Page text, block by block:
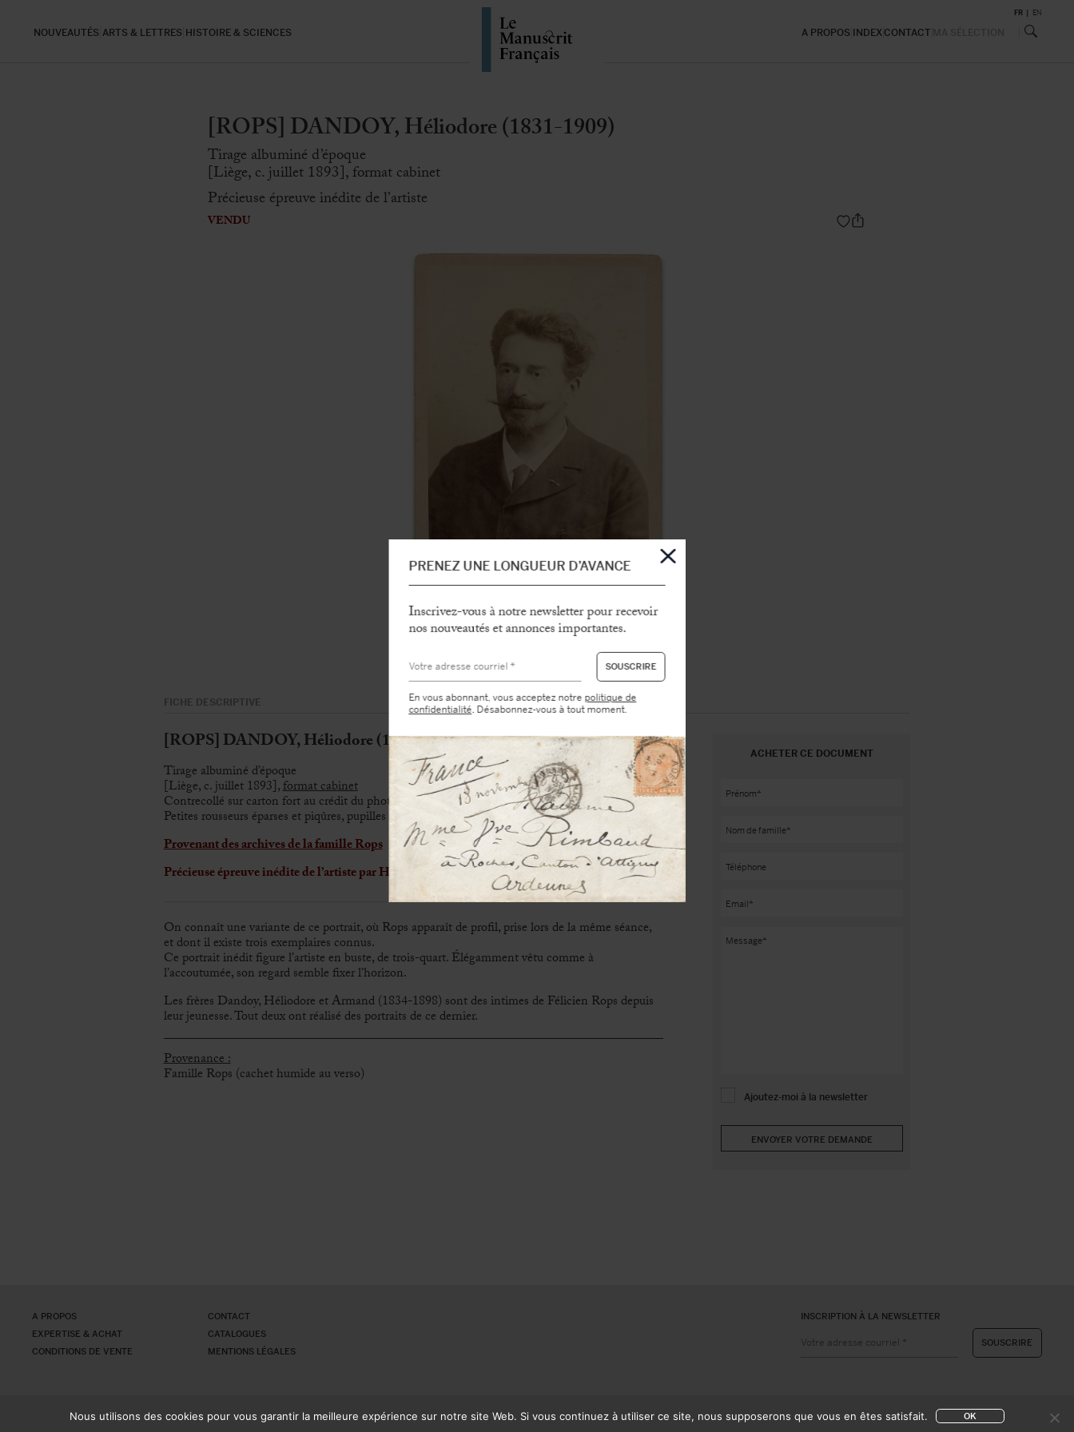
NOUVEAUTÉS ARTS & LETTRES HISTOIRE & SCIENCES A PROPOS INDEXCONTACT
FR EN
[ROPS] DANDOY, Héliodore (1831-1909)
Tirage albuminé d’époque
[Liège, c. juillet 1893], format cabinet
Précieuse épreuve inédite de l’artiste
VENDU
FICHE DESCRIPTIVE
[ROPS] DANDOY, Héliodore (1831-1909)
Tirage albuminé d’époque
[Liège, c. juillet 1893],format cabinet
Contrecollé sur carton fort au crédit du photographe
Petites rousseurs éparses et piqûres, pupilles retouchées
Provenant des archives de la famille Rops
Précieuse épreuve inédite de l’artiste par Héliodore Dandoy
On connaît une variante de ce portrait, où Rops apparaît de profil, prise lors de la même séance,
et dont il existe trois exemplaires connus.
Ce portrait inédit figure l’artiste en buste, de trois-quart. Élégamment vêtu comme à
l’accoutumée, son regard semble fixer l’horizon.
Les frères Dandoy, Héliodore et Armand (1834-1898) sont des intimes de Félicien Rops depuis
leur jeunesse. Tout deux ont réalisé des portraits de ce dernier.
Provenance :
Famille Rops (cachet humide au verso)
ACHETER CE DOCUMENT
Ajoutez-moi à la newsletter
A PROPOS
EXPERTISE & ACHAT
CONDITIONS DE VENTE
CONTACT
CATALOGUES
MENTIONS LÉGALES
INSCRIPTION À LA NEWSLETTER
PRENEZ UNE LONGUEUR D’AVANCE
Inscrivez-vous à notre newsletter pour recevoir
nos nouveautés et annonces importantes.
En vous abonnant, vous acceptez notre politique de
confidentialité. Désabonnez-vous à tout moment.
Nous utilisons des cookies pour vous garantir la meilleure expérience sur notre site Web. Si vous continuez à utiliser ce site, nous supposerons que vous en êtes satisfait. OK